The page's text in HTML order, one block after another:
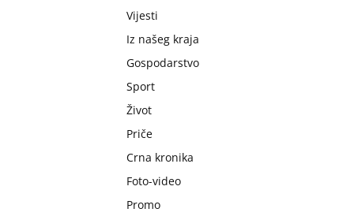
Vijesti
Iz našeg kraja
Gospodarstvo
Sport
Život
Priče
Crna kronika
Foto-video
Promo